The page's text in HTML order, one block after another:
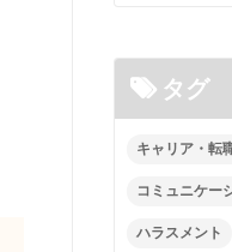
タグ
キャリア・転
コミュニケー
ハラスメント